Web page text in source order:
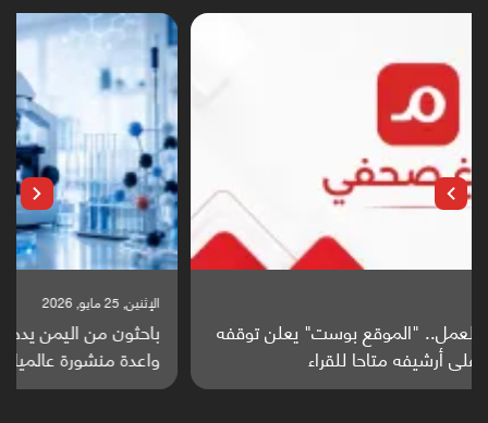
باحثون من اليمن يدخلون سباق أبحاث ألزهايمر بدراسة
واعدة منشورة عالميا (ترجمة)